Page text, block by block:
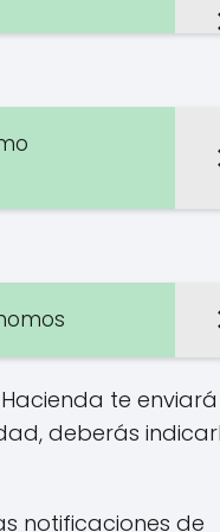
te enviará
deberás
notificaciones de